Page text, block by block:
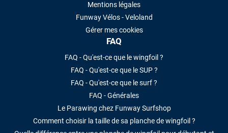
Mentions légales
Funway Vélos - Veloland
Gérer mes cookies
FAQ
FAQ - Qu'est-ce que le wingfoil ?
FAQ - Qu'est-ce que le SUP ?
FAQ - Qu'est-ce que le surf ?
FAQ - Générales
Le Parawing chez Funway Surfshop
Comment choisir la taille de sa planche de wingfoil ?